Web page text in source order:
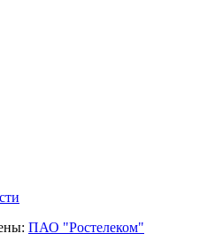
ПАО "Ростелеком"